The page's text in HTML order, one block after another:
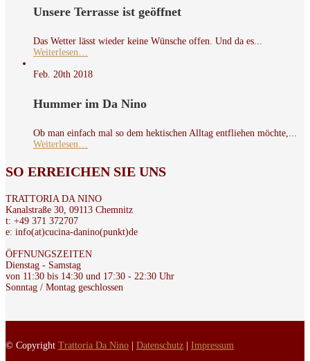
Unsere Terrasse ist geöffnet
Das Wetter lässt wieder keine Wünsche offen. Und da es...
Weiterlesen…
Feb. 20th 2018
Hummer im Da Nino
Ob man einfach mal so dem hektischen Alltag entfliehen möchte,...
Weiterlesen…
SO ERREICHEN SIE UNS
TRATTORIA DA NINO
Kanalstraße 30, 09113 Chemnitz
t: +49 371 372707
e: info(at)cucina-danino(punkt)de
ÖFFNUNGSZEITEN
Dienstag - Samstag
von 11:30 bis 14:30 und 17:30 - 22:30 Uhr
Sonntag / Montag geschlossen
© Copyright Trattoria Da Nino Datenschutz Impressum